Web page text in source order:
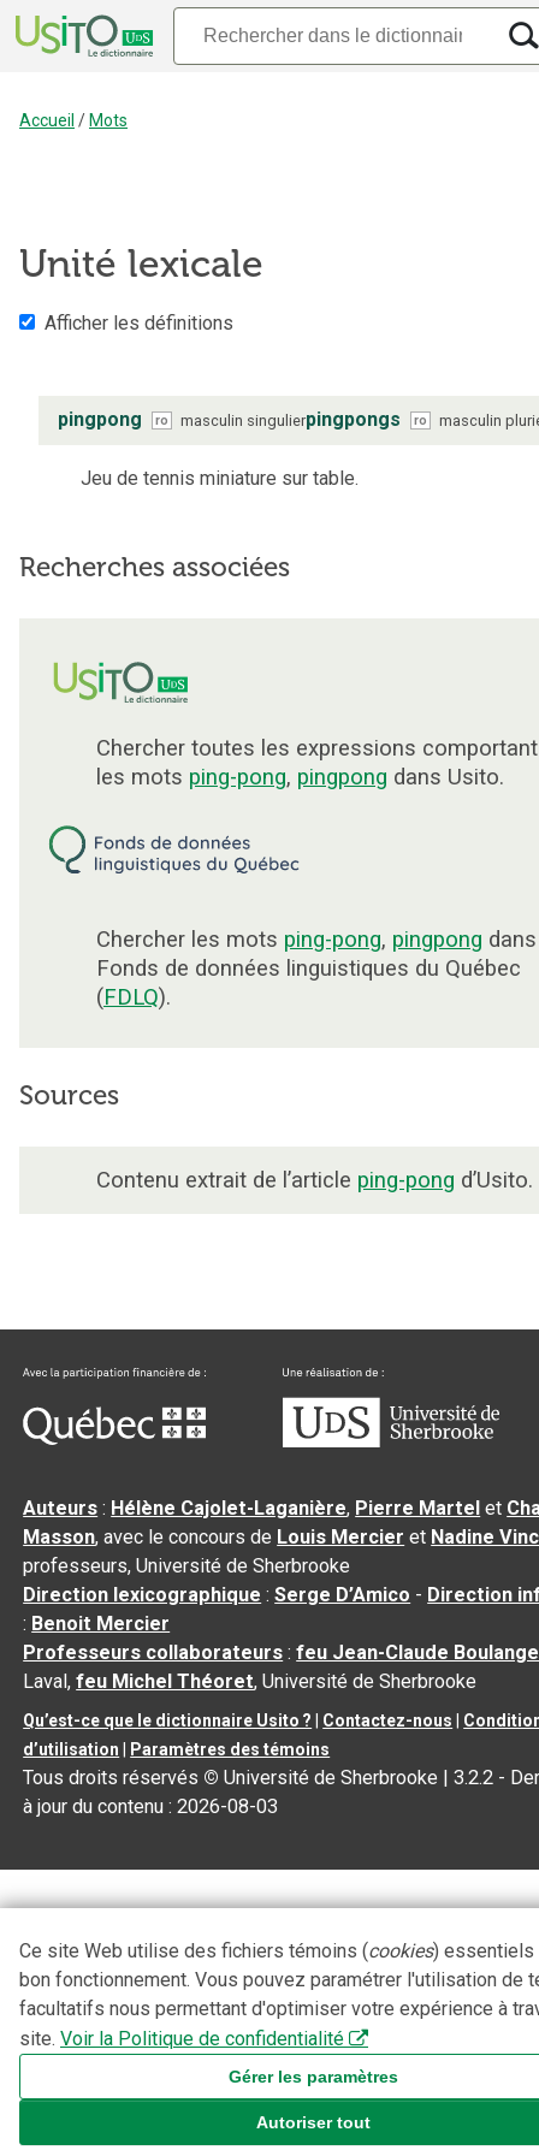
Accueil / Mots
Unité lexicale
Afficher les définitions
pingpong ro masculin singulierpingpongs ro masculin
Jeu de tennis miniature sur table.
Recherches associées
Chercher toutes les expressions comportant
les mots ping-pong, pingpong dans Usito.
Chercher les mots ping-pong, pingpong
Fonds de données linguistiques du Québec
(FDLQ).
Sources
Contenu extrait de l’article ping-pong d’Usito.
Auteurs : Hélène Cajolet-Laganière, Pierre Martel et
Masson, avec le concours de Louis Mercier et Nadine
professeurs, Université de Sherbrooke
Direction lexicographique :Serge D’Amico - Direction
: Benoit Mercier
Professeurs collaborateurs :feu Jean-Claude
Laval,feu Michel Théoret, Université de Sherbrooke
Qu’est-ce que le dictionnaire Usito ? Contactez-nous
d’utilisation
Paramètres des témoins
Tous droits réservés © Université de Sherbrooke |3.2.2 -
à jour du contenu :2026-08-03
Ce site Web utilise des fichiers témoins (cookies) essentiels
bon fonctionnement. Vous pouvez paramétrer l'utilisation de
facultatifs nous permettant d'optimiser votre expérience à
site. Voir la Politique de confidentialité
Gérer les paramètres
Autoriser tout